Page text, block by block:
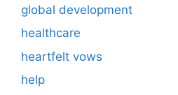
global development
healthcare
heartfelt vows
help